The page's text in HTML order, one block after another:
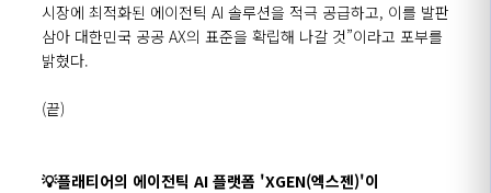
시장에 최적화된 에이전틱 AI 솔루션을 적극 공급하고, 이를 발판
삼아 대한민국 공공 AX의 표준을 확립해 나갈 것”이라고 포부를
밝혔다.
(끝)
💡플래티어의 에이전틱 AI 플랫폼 'XGEN(엑스젠)'이